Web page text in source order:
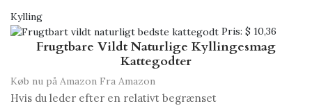
Kylling
Pris: $ 10,36
Frugtbare Vildt Naturlige Kyllingesmag
Kattegodter
Køb nu på Amazon Fra Amazon
Hvis du leder efter en relativt begrænset